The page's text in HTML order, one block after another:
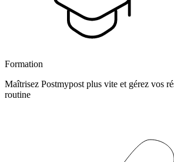
Formation
Maîtrisez Postmypost plus vite et gérez vos
routine